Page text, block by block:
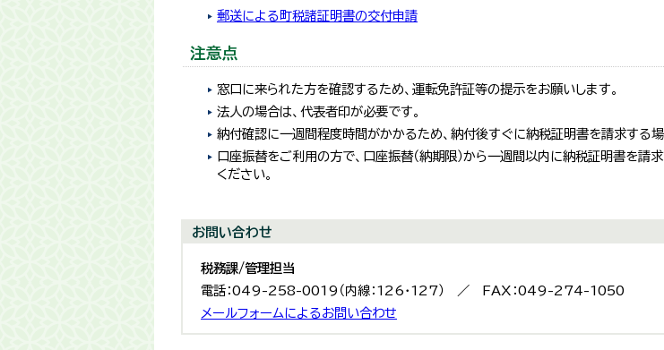
郵送による町税諸証明書の交付申請
注意点
窓口に来られた方を確認するため、運転免許証等の提示をお願いします。
法人の場合は、代表者印が必要です。
納付確認に一週間程度時間がかかるため、納付後すぐに納税証明書を請求する場
口座振替をご利用の方で、口座振替（納期限）から一週間以内に納税証明書を
ください。
お問い合わせ
税務課/管理担当
電話：049-258-0019（内線：126・127） ／ FAX：049-274-1050
メールフォームによるお問い合わせ